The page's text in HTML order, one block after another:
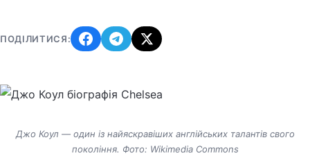
ПОДІЛИТИСЯ:
Джо Коул — один із найяскравіших англійських талантів свого
покоління. Фото: Wikimedia Commons